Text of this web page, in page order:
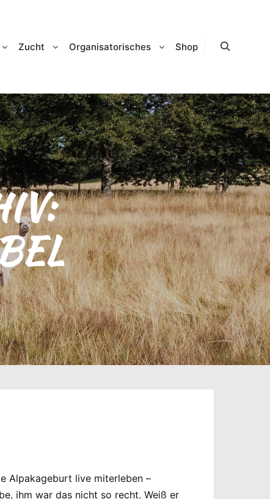
Zucht Organisatorisches Shop
Alpakageburt live miterleben –
ihm war das nicht so recht. Weiß er